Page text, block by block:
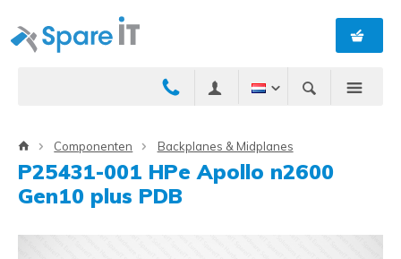
Componenten Backplanes & Midplanes
P25431-001 HPe Apollo n2600
Gen10 plus PDB